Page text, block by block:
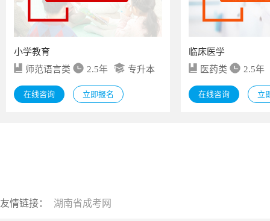
小学教育
师范语言类
2.5年 专升本
在线咨询 立即报名
临床医学
医药类
2.5年
在线咨询 立
友情链接： 湖南省成考网